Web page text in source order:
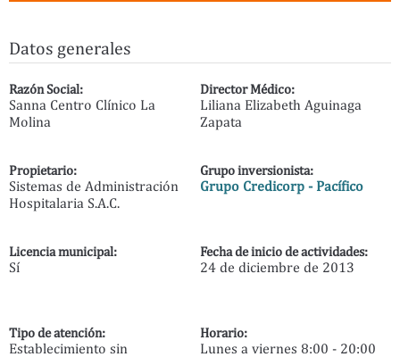
Datos generales
Razón Social:
Sanna Centro Clínico La
Molina
Director Médico:
Liliana Elizabeth Aguinaga
Zapata
Propietario:
Sistemas de Administración
Hospitalaria S.A.C.
Grupo inversionista:
Grupo Credicorp - Pacífico
Licencia municipal:
Sí
Fecha de inicio de actividades:
24 de diciembre de 2013
Tipo de atención:
Establecimiento sin
Horario:
Lunes a viernes 8:00 - 20:00